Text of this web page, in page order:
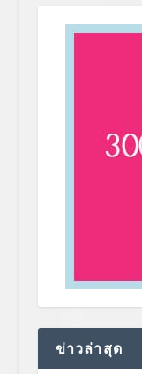
ข่าวล่าสุด